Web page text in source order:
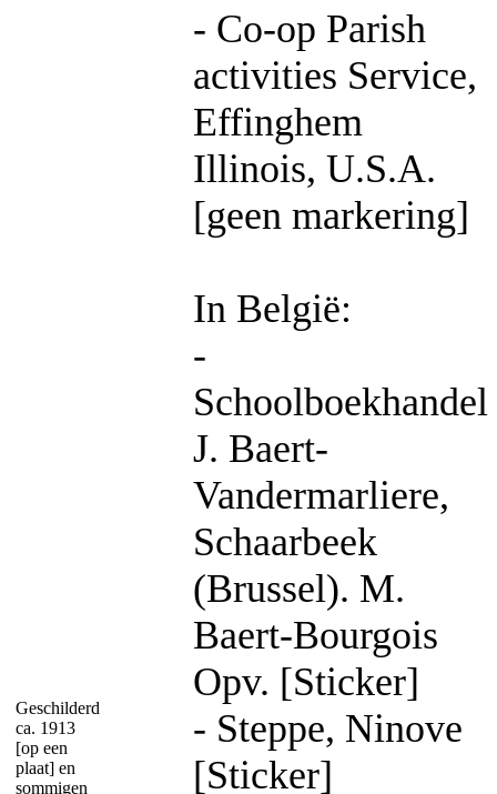
Geschilderd
ca. 1913
[op een
plaat] en
sommigen
- Co-op Parish
activities Service,
Effinghem
Illinois, U.S.A.
[geen markering]
In België:
-
Schoolboekhandel
J. Baert-
Vandermarliere,
Schaarbeek
(Brussel). M.
Baert-Bourgois
Opv. [Sticker]
- Steppe, Ninove
[Sticker]